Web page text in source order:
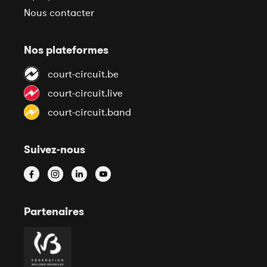
Nous contacter
Nos plateformes
court-circuit.be
court-circuit.live
court-circuit.band
Suivez-nous
Partenaires